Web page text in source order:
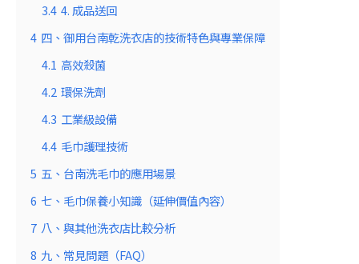
3.4 4. 成品送回
4 四、御用台南乾洗衣店的技術特色與專業保障
4.1 高效殺菌
4.2 環保洗劑
4.3 工業級設備
4.4 毛巾護理技術
5 五、台南洗毛巾的應用場景
6 七、毛巾保養小知識（延伸價值內容）
7 八、與其他洗衣店比較分析
8 九、常見問題（FAQ）